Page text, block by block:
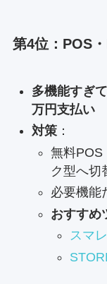
第4位：POS
多機能すぎ
万円支払い
対策：
無料POS
ク型へ切
必要機能
おすすめ
スマ